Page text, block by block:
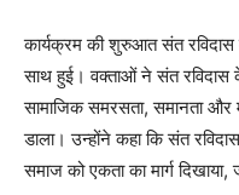
कार्यक्रम की शुरुआत संत रविदास
साथ हुई। वक्ताओं ने संत रविदास
सामाजिक समरसता, समानता और
डाला। उन्होंने कहा कि संत
समाज को एकता का मार्ग